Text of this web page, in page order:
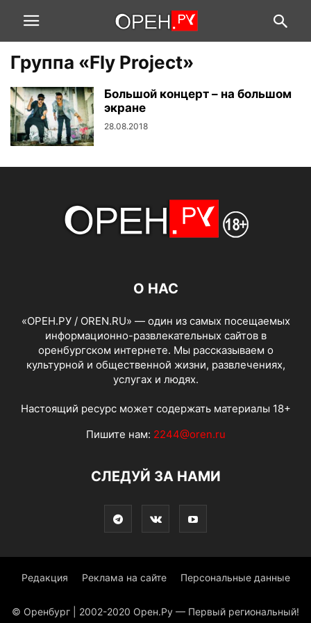
Группа «Fly Project»
Большой концерт – на большом
экране
28.08.2018
О НАС
«ОРЕН.РУ / OREN.RU» — один из самых посещаемых
информационно-развлекательных сайтов в
оренбургском интернете. Мы рассказываем о
культурной и общественной жизни, развлечениях,
услугах и людях.
Настоящий ресурс может содержать материалы 18+
Пишите нам: 2244@oren.ru
СЛЕДУЙ ЗА НАМИ
Редакция Реклама на сайте Персональные данные
© Оренбург | 2002-2020 Орен.Ру — Первый региональный!